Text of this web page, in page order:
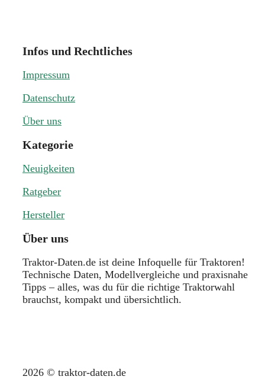
Infos und Rechtliches
Impressum
Datenschutz
Über uns
Kategorie
Neuigkeiten
Ratgeber
Hersteller
Über uns
Traktor-Daten.de ist deine Infoquelle für Traktoren!
Technische Daten, Modellvergleiche und praxisnahe
Tipps – alles, was du für die richtige Traktorwahl
brauchst, kompakt und übersichtlich.
2026 © traktor-daten.de